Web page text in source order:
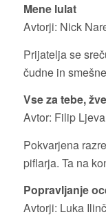
Mene lulat
Avtorji: Nick
Prijatelja se
čudne in
Vse za tebe,
Avtor: Filip
Pokvarjena
piflarja. Ta na
Popravljanje
Avtorji: Luka